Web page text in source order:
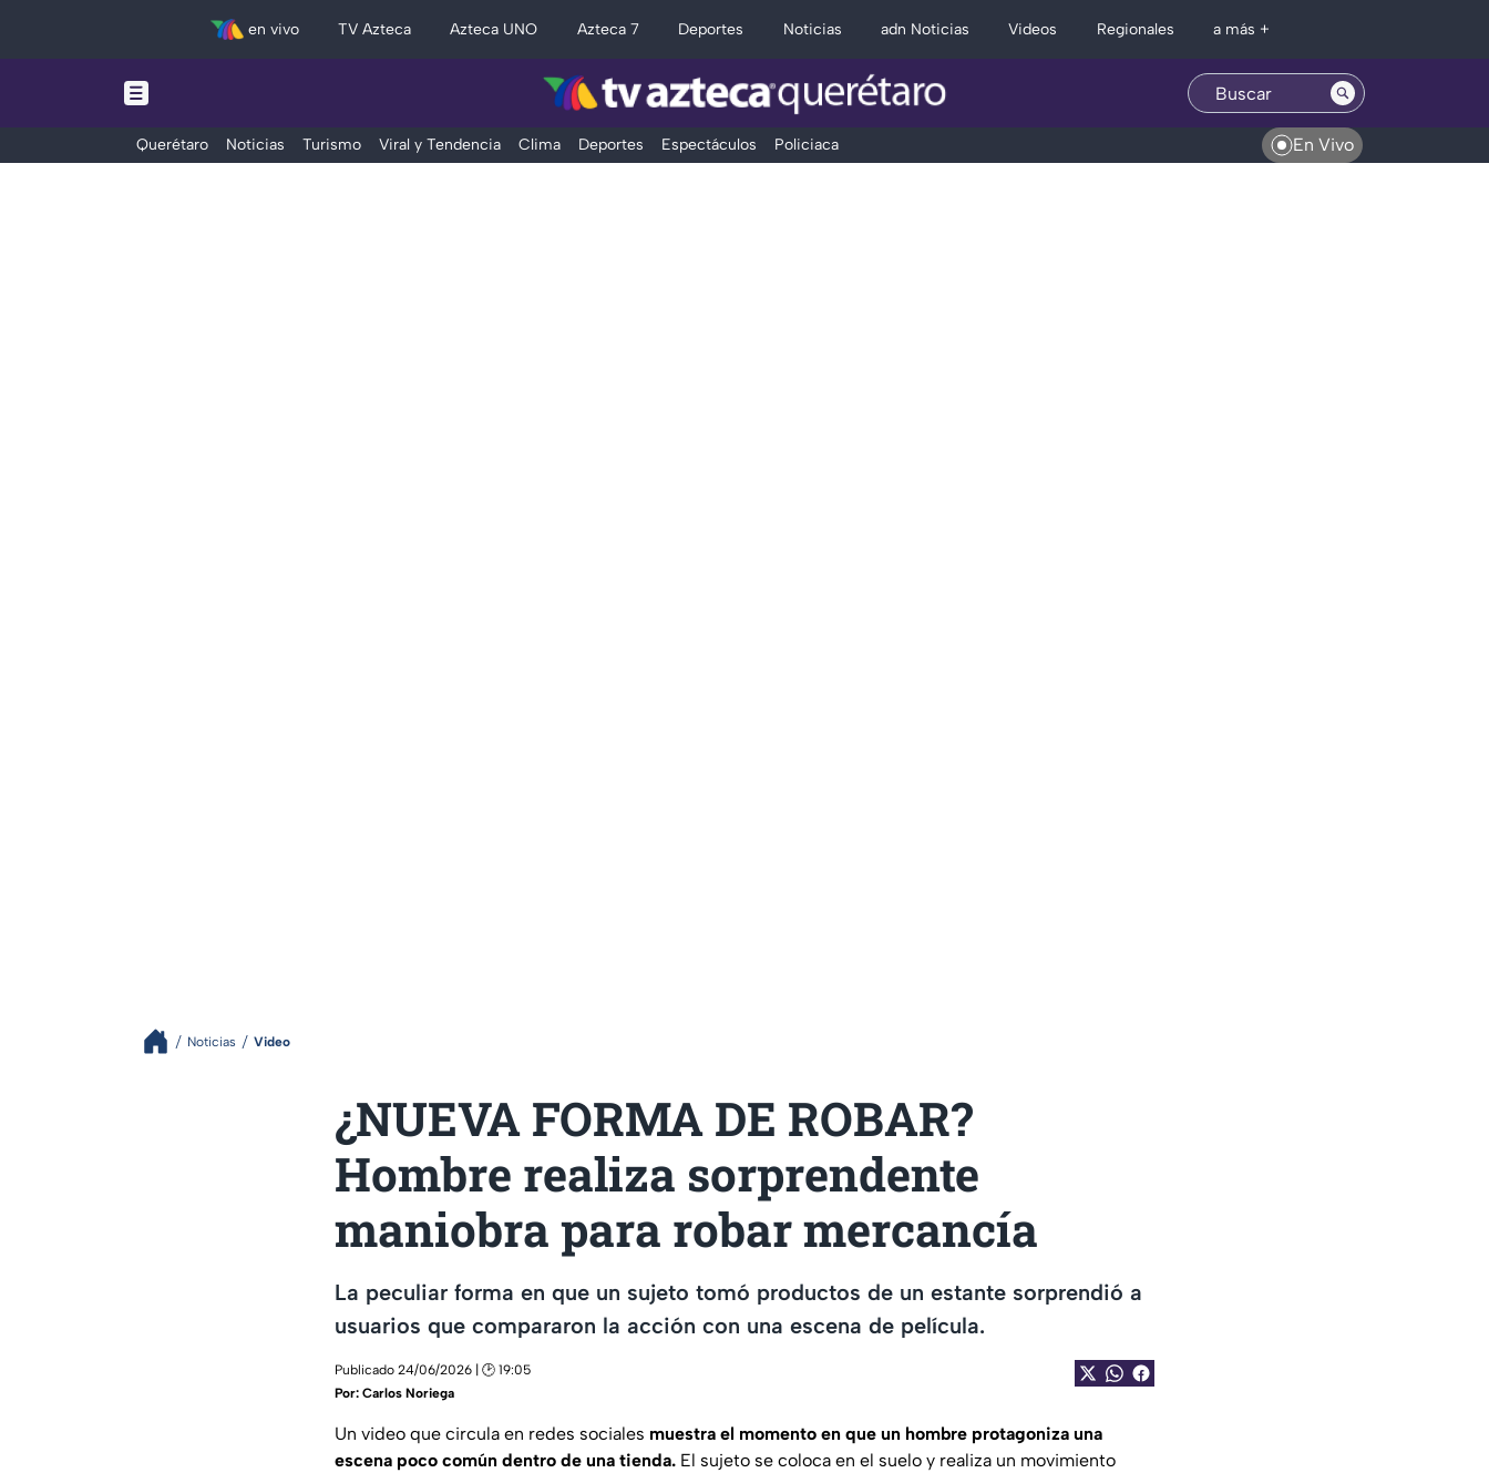
en vivo TV Azteca Azteca UNO Azteca 7 Deportes Noticias adn Noticias Videos Regionales a más +
Querétaro Noticias Turismo Viral y Tendencia Clima Deportes Espectáculos Policiaca En Vivo
Noticias Video
¿NUEVA FORMA DE ROBAR?
Hombre realiza sorprendente
maniobra para robar mercancía
La peculiar forma en que un sujeto tomó productos de un estante sorprendió a
usuarios que compararon la acción con una escena de película.
Publicado 24/06/2026 | 🕑 19:05
Por: Carlos Noriega
Un video que circula en redes sociales muestra el momento en que un hombre protagoniza una
escena poco común dentro de una tienda. El sujeto se coloca en el suelo y realiza un movimiento